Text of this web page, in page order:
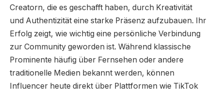
Creatorn, die es geschafft haben, durch Kreativität
und Authentizität eine starke Präsenz aufzubauen. Ihr
Erfolg zeigt, wie wichtig eine persönliche Verbindung
zur Community geworden ist. Während klassische
Prominente häufig über Fernsehen oder andere
traditionelle Medien bekannt werden, können
Influencer heute direkt über Plattformen wie TikTok